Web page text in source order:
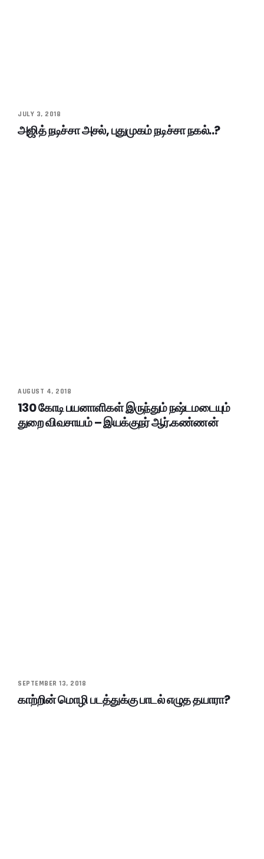
JULY 3, 2018
அஜித் நடிச்சா அசல், புதுமுகம் நடிச்சா நகல்..?
AUGUST 4, 2018
130 கோடி பயனாளிகள் இருந்தும் நஷ்டமடையும்
துறை விவசாயம் – இயக்குநர் ஆர்.கண்ணன்
SEPTEMBER 13, 2018
காற்றின் மொழி படத்துக்கு பாடல் எழுத தயாரா?